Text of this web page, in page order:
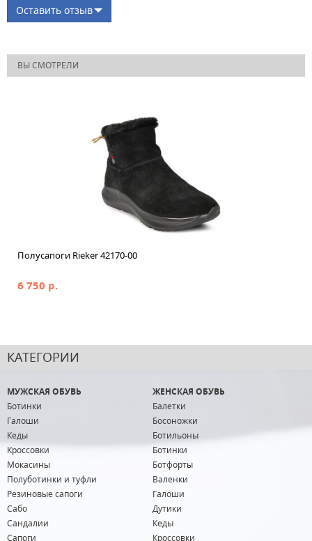
Оставить отзыв
ВЫ СМОТРЕЛИ
Полусапоги Rieker 42170-00
6 750 р.
КАТЕГОРИИ
МУЖСКАЯ ОБУВЬ
Ботинки
Галоши
Кеды
Кроссовки
Мокасины
Полуботинки и туфли
Резиновые сапоги
Сабо
Сандалии
Сапоги
ЖЕНСКАЯ ОБУВЬ
Балетки
Босоножки
Ботильоны
Ботинки
Ботфорты
Валенки
Галоши
Дутики
Кеды
Кроссовки